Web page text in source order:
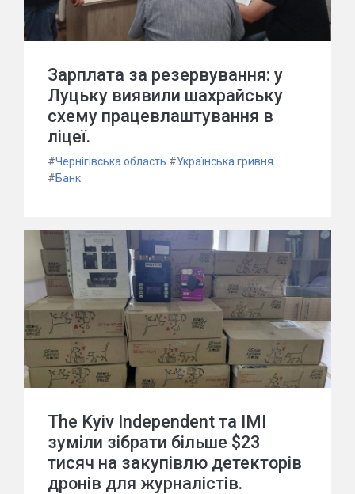
Зарплата за резервування: у
Луцьку виявили шахрайську
схему працевлаштування в
ліцеї.
#Чернігівська область #Українська гривня
#Банк
The Kyiv Independent та ІМІ
зуміли зібрати більше $23
тисяч на закупівлю детекторів
дронів для журналістів.